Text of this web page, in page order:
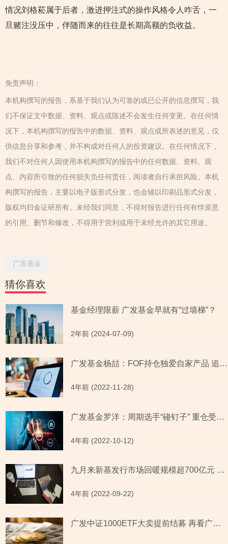
情况刘格菘属于后者，激进押注式的操作风格令人咋舌，一
旦赌注没压中，伴随而来的往往是长期高额的负收益。
免责声明：
本机构撰写的报告，系基于我们认为可靠的或已公开的信息撰写，我
们不保证文中数据、资料、观点或陈述不会发生任何变更。在任何情
况下，本机构撰写的报告中的数据、资料、观点或所表述的意见，仅
供信息分享和参考，并不构成对任何人的投资建议。在任何情况下，
我们不对任何人因使用本机构撰写的报告中的任何数据、资料、观
点、内容所引致的任何损失负任何责任，阅读者自行承担风险。本机
构撰写的报告，主要以电子版形式分发，也会辅以印刷品形式分发，
版权均归金证研所有。未经我们同意，不得对报告进行任何有悖原意
的引用、删节和修改，不得用于营利或用于未经允许的其它用途。
广发基金
猜你喜欢
基金经理限薪 广发基金早就有“过墙梯”？
2年前 (2024-07-09)
广发基金杨喆：FOF持仓独爱自家产品 追求稳健收益或系梦一场
4年前 (2022-11-28)
广发基金罗洋：周期选手“碰钉子” 重仓受击难痊愈
4年前 (2022-10-12)
九月来新基发行市场回暖规模超700亿元 债基成“主力军”
4年前 (2022-09-22)
广发中证1000ETF大卖提前结募 再看广发基金罗国庆在管基金业绩基民傻眼了